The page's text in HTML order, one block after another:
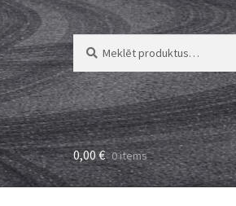
Meklēt:
Meklēt
0,00€ 0 items